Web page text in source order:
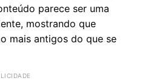
parece ser uma
mostrando que
mais antigos do que se